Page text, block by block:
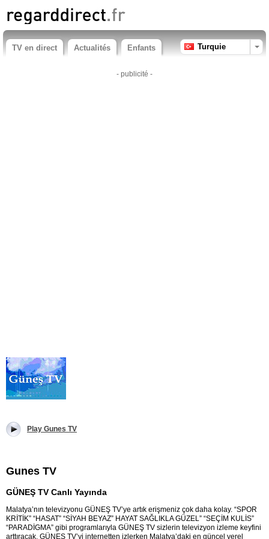
TV en direct Actualités Enfants Turquie
- publicité -
Play Gunes TV
Gunes TV
GÜNEŞ TV Canlı Yayında
Malatya’nın televizyonu GÜNEŞ TV’ye artık erişmeniz çok daha kolay. “SPOR
KRİTİK” “HASAT” “SİYAH BEYAZ” HAYAT SAĞLIKLA GÜZEL” “SEÇİM KULİS”
“PARADİGMA” gibi programlarıyla GÜNEŞ TV sizlerin televizyon izleme keyfini
arttıracak. GÜNEŞ TV’yi internetten izlerken Malatya’daki en güncel yerel